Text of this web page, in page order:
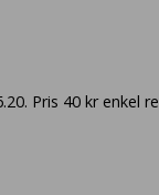
Pris 40 kr enkel